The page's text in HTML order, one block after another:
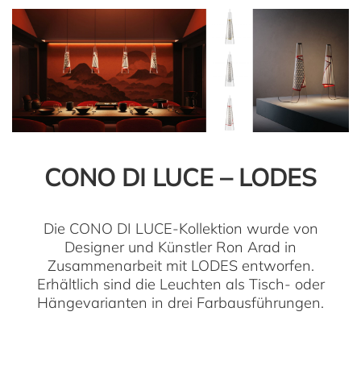
CONO DI LUCE – LODES
Die CONO DI LUCE-Kollektion wurde von
Designer und Künstler Ron Arad in
Zusammenarbeit mit LODES entworfen.
Erhältlich sind die Leuchten als Tisch- oder
Hängevarianten in drei Farbausführungen.